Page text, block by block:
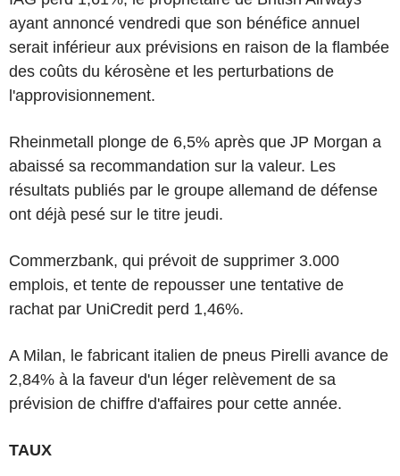
ayant annoncé vendredi que son bénéfice annuel
serait inférieur aux prévisions en raison de la flambée
des coûts du kérosène et les perturbations de
l'approvisionnement.
Rheinmetall plonge de 6,5% après que JP Morgan a
abaissé sa recommandation sur la valeur. Les
résultats publiés par le groupe allemand de défense
ont déjà pesé sur le titre jeudi.
Commerzbank, qui prévoit de supprimer 3.000
emplois, et tente de repousser une tentative de
rachat par UniCredit perd 1,46%.
A Milan, le fabricant italien de pneus Pirelli avance de
2,84% à la faveur d'un léger relèvement de sa
prévision de chiffre d'affaires pour cette année.
TAUX